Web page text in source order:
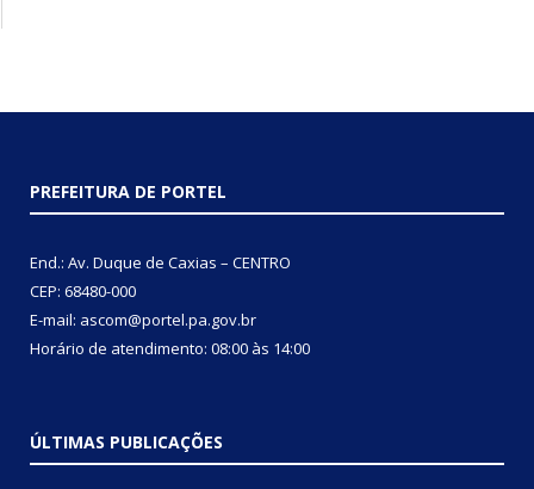
PREFEITURA DE PORTEL
End.: Av. Duque de Caxias – CENTRO
CEP: 68480-000
E-mail: ascom@portel.pa.gov.br
Horário de atendimento: 08:00 às 14:00
ÚLTIMAS PUBLICAÇÕES